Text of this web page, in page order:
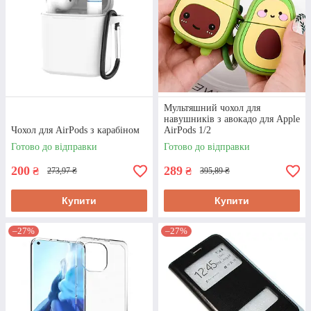
Дізнатися деталі
Чохол зі срібною фольгою для
SAMSUNG GALAXY S10
PLUS
Чудовий вибір для дівчат, гламурний дизайн,
яскраво переливається. Декілька кольорів в
ПЕРЕВАГИ ПОКУПКИ В ІНТЕРНЕТ-
МАГАЗИНІ «PROFIMOB»
Чохол для AirPods з карабіном
Готово до відправки
200 ₴ 273,97 ₴
Купити
Мультяшний чохол для
навушників з авокадо для Apple
AirPods 1/2
Готово до відправки
289 ₴ 395,89 ₴
Купити
–27% –27%